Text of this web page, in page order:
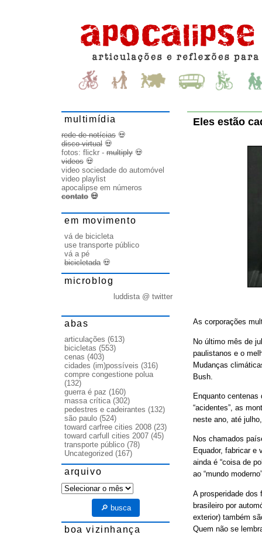
Eles estão
As corporações
No último mês de
paulistanos e o
Mudanças
Bush.
Enquanto
“acidentes”, as
neste ano, até
Nos chamados
Equador, fabricar e
ainda é “coisa de
ao “mundo
A prosperidade dos
brasileiro por
exterior) também
Quem não se
multimídia
rede de notícias 💀
disco virtual 💀
fotos: flickr - multiply 💀
videos 💀
video sociedade do automóvel
video playlist
apocalipse em números
contato 💀
em movimento
vá de bicicleta
use transporte público
vá a pé
bicicletada💀
microblog
luddista @ twitter
abas
articulações (613)
bicicletas (553)
cenas (403)
cidades (im)possíveis (316)
compre congestione polua
(132)
guerra é paz (160)
massa crítica(302)
pedestres e cadeirantes (132)
são paulo (524)
toward carfree cities 2008 (23)
toward carfull cities 2007 (45)
transporte público (78)
Uncategorized (167)
arquivo
arquivo
🔎 busca
boa vizinhança